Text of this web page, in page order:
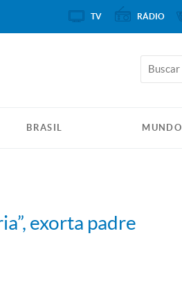
BRASIL MUNDO
exorta padre
TV RÁDIO